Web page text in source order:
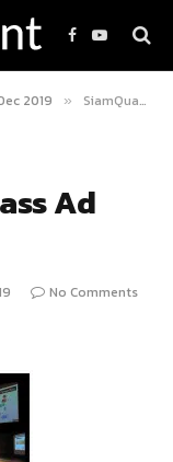
Facebook
YouTube
2019 » SiamQuant Video Class Ad Final V02 Dec 2019
Ad
No Comments